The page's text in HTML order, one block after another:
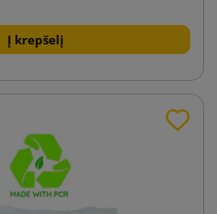
Į krepšelį